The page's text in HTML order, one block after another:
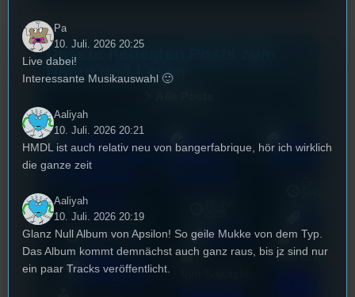
Unsere neuesten Posts zum
Hören und Lesen
mic TimeWarp
[S1/E24]
3. August 2026
Festivals ,
Interview, Kultur ,
Allgemein
Bilal El Kasmi
Pa
10. Juli. 2026 20:25
Live dabei!
Interessante Musikauswahl 🙂
Aaliyah
10. Juli. 2026 20:21
HMDL ist auch relativ neu von bangerfabrique, hör ich wirklich
die ganze zeit
Aaliyah
10. Juli. 2026 20:19
Glanz Null Album von Apsilon! So geile Mukke von dem Typ.
Das Album kommt demnächst auch ganz raus, bis jz sind nur
ein paar Tracks veröffentlicht.